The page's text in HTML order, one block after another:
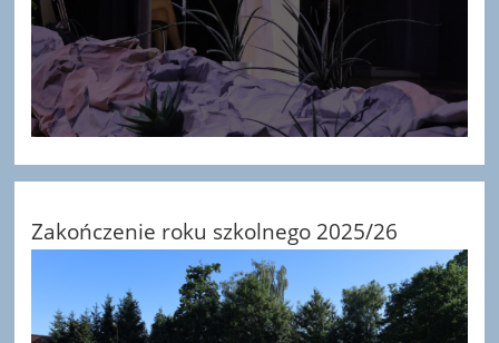
Zakończenie roku szkolnego 2025/26